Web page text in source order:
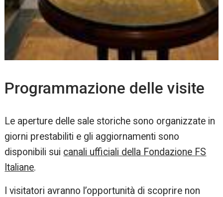
Programmazione delle visite
Le aperture delle sale storiche sono organizzate in
giorni prestabiliti e gli aggiornamenti sono
disponibili sui canali ufficiali della Fondazione FS
Italiane.
I visitatori avranno l’opportunità di scoprire non